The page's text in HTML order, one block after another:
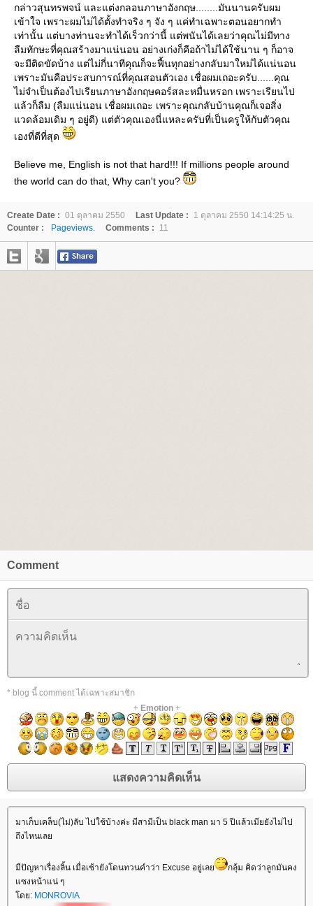
กล่าวสุนทรพจน์ และแต่งกลอนภาษาอังกฤษ........มันนานครับผม
เข้าใจ เพราะผมไม่ได้ตั้งทำจริง ๆ จัง ๆ แค่ทำเฉพาะตอนอยากทำ
เท่านั้น แต่บางท่านจะทำได้เร็วกว่านี้ แต่พนันได้เลยว่าคุณไม่มีทาง
ลืมทักษะที่คุณสร้างมาแน่นอน อย่างเก่งก็คือถ้าไม่ได้ใช้นาน ๆ ก็อาจ
จะมีติดขัดบ้าง แต่ไม่กี่นาทีคุณก็จะฟื้นทุกอย่างกลับมาใหม่ได้แน่นอน
เพราะมันคือประสบการณ์ที่คุณสอนตัวเอง เชื่อผมเถอะครับ......คุณ
ไม่จำเป็นต้องไปเรียนภาษาอังกฤษคอร์สละหมื่นหรอก เพราะเรียนไป
ล้วก็ลืม (ลืมแน่นอน เชื่อผมเถอะ เพราะคุณกลับบ้านคุณก็เจอสิ่ง
วดล้อมเดิม ๆ อยู่ดี) แต่ตัวคุณเองนี่แหละครับที่เป็นครูให้กับตัวคุณ
เองที่ดีที่สุด
Believe me, English is not that hard!!! If millions people around
the world can do that, Why can't you?
Create Date : 01 ตุลาคม 2550 Last Update :
1 ตุลาคม 2550 14:14:25 น.
Counter :
Pageviews. Comments : 11
Comment
* blog นี้ comment ได้เฉพาะสมาชิก
+ Emotion+
มาเก็บเคล็บ(ไม่)ลับ ไปใช้บ้างค่ะ มีสามีเป็น black man มา 5 ปีแล้วเมียยังไม่ไป
ถึงไหนเล
มีปัญหาเรื่องลิ้น เมื่อเช้ายังโดนทวนคำว่า Excuse อยู่เล
กลุ้ม คิดว่าลูกมันคง
ซงหน้าแน่ ๆ
ดย: MONROVIA